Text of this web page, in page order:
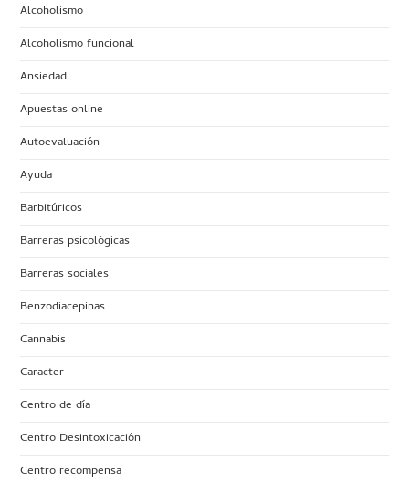
Alcoholismo
Alcoholismo funcional
Ansiedad
Apuestas online
Autoevaluación
Ayuda
Barbitúricos
Barreras psicológicas
Barreras sociales
Benzodiacepinas
Cannabis
Caracter
Centro de día
Centro Desintoxicación
Centro recompensa